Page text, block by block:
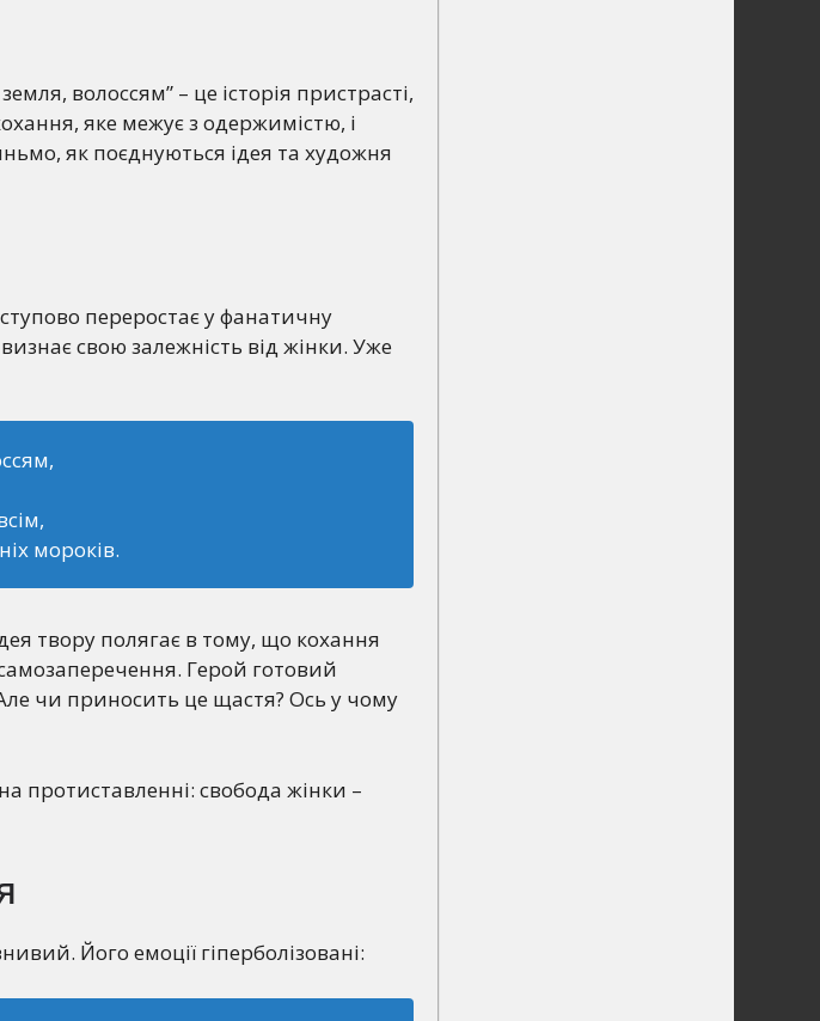
волоссям” – це історія пристрасті,
яке межує з одержимістю, і
як поєднуються ідея та художня
переростає у фанатичну
свою залежність від жінки. Уже
мороків.
твору полягає в тому, що кохання
Герой готовий
чи приносить це щастя? Ось у чому
протиставленні: свобода жінки –
Його емоції гіперболізовані: